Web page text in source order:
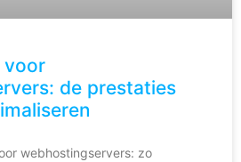
voor
de prestaties
webhostingservers: zo